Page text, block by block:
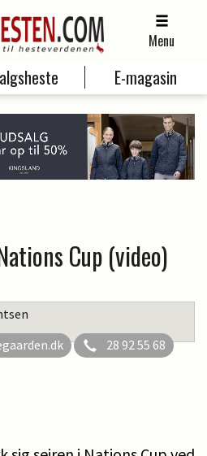
Menu
E-magasin
Cup (video)
28 92 55 68